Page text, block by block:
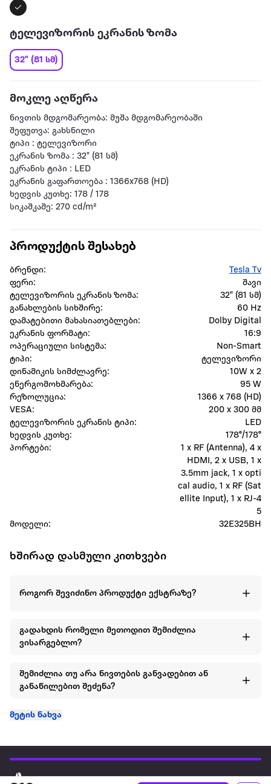
ტელევიზორის ეკრანის ზომა
32" (81 სმ)
მოკლე აღწერა
ნივთის მდგომარეობა: მუშა მდგომარეობაში
შეფუთვა: გახსნილი
ტიპი : ტელევიზორი
ეკრანის ზომა : 32" (81 სმ)
ეკრანის ტიპი : LED
ეკრანის გაფართოება : 1366x768 (HD)
ხედვის კუთხე: 178 / 178
სიკაშკაშე: 270 cd/m²
პროდუქტის შესახებ
ბრენდი:
Tesla Tv
ფერი:
შავი
ტელევიზორის ეკრანის ზომა:
32" (81 სმ)
განახლების სიხშირე:
60 Hz
დამატებითი მახასიათებლები:
Dolby Digital
ეკრანის ფორმატი:
16:9
ოპერაციული სისტემა:
Non-Smart
ტიპი:
ტელევიზორი
დინამიკის სიმძლავრე:
10W x 2
ენერგომოხმარება:
95 W
რეზოლუცია:
1366 x 768 (HD)
VESA:
200 x 300 მმ
ტელევიზორის ეკრანის ტიპი:
LED
ხედვის კუთხე:
178°/178°
პორტები:
1 x RF (Antenna), 4 x
HDMI, 2 x USB, 1 x
3.5mm jack, 1 x opti
cal audio, 1 x RF (Sat
ellite Input), 1 x ​​RJ-4
5
მოდელი:
32E325BH
ხშირად დასმული კითხვები
როგორ შევიძინო პროდუქტი ექსტრაზე?
გადახდის რომელი მეთოდით შემიძლია
ვისარგებლო?
შემიძლია თუ არა ნივთების განვადებით ან
განაწილებით შეძენა?
მეტის ნახვა
ყველაზე დიდი ონლაინ მაღაზია